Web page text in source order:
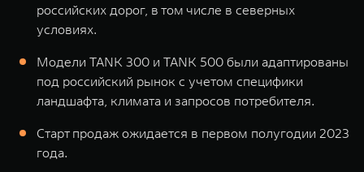
WEY 07
Расширяя границы комфорта
от 6 149 000 ₽
WEY 05
Эстетика
от 5 699
российских дорог, в том числе в северных
условиях.
Модели TANK 300 и TANK 500 были адаптированы
под российский рынок с учетом специфики
ландшафта, климата и запросов потребителя.
Старт продаж ожидается в первом полугодии 2023
года.